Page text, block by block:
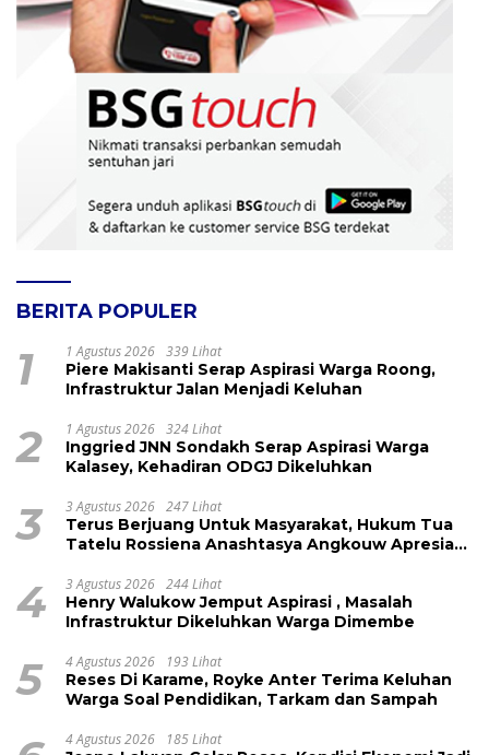
BERITA POPULER
1 1 Agustus 2026 339 Lihat
Piere Makisanti Serap Aspirasi Warga Roong,
Infrastruktur Jalan Menjadi Keluhan
2 1 Agustus 2026 324 Lihat
Inggried JNN Sondakh Serap Aspirasi Warga
Kalasey, Kehadiran ODGJ Dikeluhkan
3 3 Agustus 2026 247 Lihat
Terus Berjuang Untuk Masyarakat, Hukum Tua
Tatelu Rossiena Anashtasya Angkouw Apresiasi
4 3 Agustus 2026 244 Lihat
Henry Walukow Jemput Aspirasi , Masalah
Infrastruktur Dikeluhkan Warga Dimembe
5 4 Agustus 2026 193 Lihat
Reses Di Karame, Royke Anter Terima Keluhan
Warga Soal Pendidikan, Tarkam dan Sampah
4 Agustus 2026 185 Lihat